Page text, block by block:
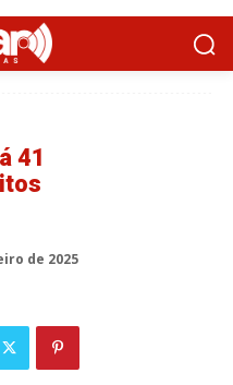
41
de 2025